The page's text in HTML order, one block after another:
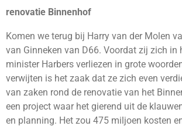
renovatie Binnenhof
Komen we terug bij Harry van der Molen
van Ginneken van D66. Voordat zij zich in
minister Harbers verliezen in grote
verwijten is het zaak dat ze zich even
van zaken rond de renovatie van het
een project waar het gierend uit de
en planning. Het zou 475 miljoen kosten